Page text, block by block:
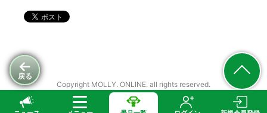
戻る
Copyright MOLLY. ONLINE. all rights reserved.